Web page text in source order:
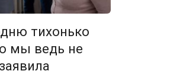
тихонько
мы ведь не